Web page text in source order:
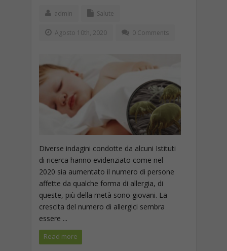
admin Salute
Agosto 10th, 2020 0 Comments
Diverse indagini condotte da alcuni Istituti
di ricerca hanno evidenziato come nel
2020 sia aumentato il numero di persone
affette da qualche forma di allergia, di
queste, più della metà sono giovani. La
crescita del numero di allergici sembra
essere ...
Read more